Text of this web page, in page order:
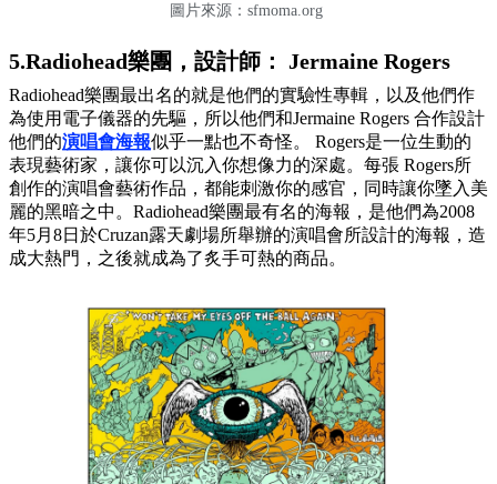
圖片來源：sfmoma.org
5.Radiohead樂團，設計師： Jermaine Rogers
Radiohead樂團最出名的就是他們的實驗性專輯，以及他們作
為使用電子儀器的先驅，所以他們和Jermaine Rogers 合作設計
他們的演唱會海報似乎一點也不奇怪。 Rogers是一位生動的
表現藝術家，讓你可以沉入你想像力的深處。每張 Rogers所
創作的演唱會藝術作品，都能刺激你的感官，同時讓你墜入美
麗的黑暗之中。Radiohead樂團最有名的海報，是他們為2008
年5月8日於Cruzan露天劇場所舉辦的演唱會所設計的海報，造
成大熱門，之後就成為了炙手可熱的商品。